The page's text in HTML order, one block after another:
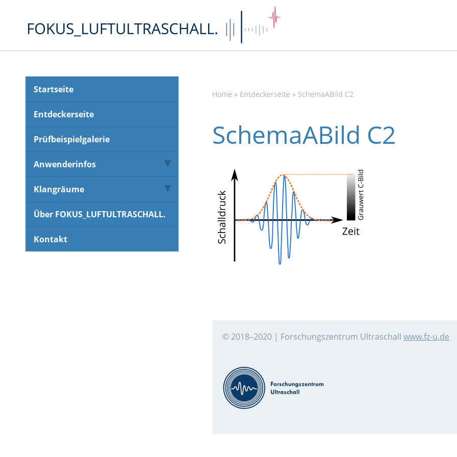
Startseite
Entdeckerseite
Prüfbeispielgalerie
Anwenderinfos
Klangräume
Über FOKUS_LUFTULTRASCHALL.
Kontakt
Home » Entdeckerseite » SchemaABild C2
SchemaABild C2
© 2018–2020 | Forschungszentrum Ultraschall www.fz-u.de